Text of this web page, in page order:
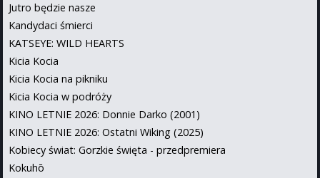
Jutro będzie nasze
Kandydaci śmierci
KATSEYE: WILD HEARTS
Kicia Kocia
Kicia Kocia na pikniku
Kicia Kocia w podróży
KINO LETNIE 2026: Donnie Darko (2001)
KINO LETNIE 2026: Ostatni Wiking (2025)
Kobiecy świat: Gorzkie święta - przedpremiera
Kokuhō